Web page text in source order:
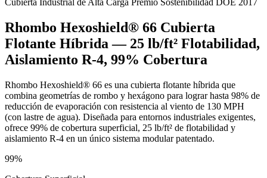
Cubierta Industrial de Alta Carga Premio Sostenibilidad DOE 2017
Rhombo Hexoshield® 66 Cubierta
Flotante Híbrida — 25 lb/ft² Flotabilidad,
Aislamiento R-4, 99% Cobertura
Rhombo Hexoshield® 66 es una cubierta flotante híbrida que
combina geometrías de rombo y hexágono para lograr hasta 98% de
reducción de evaporación con resistencia al viento de 130 MPH
(con lastre de agua). Diseñada para entornos industriales exigentes,
ofrece 99% de cobertura superficial, 25 lb/ft² de flotabilidad y
aislamiento R-4 en un único sistema modular patentado.
99%